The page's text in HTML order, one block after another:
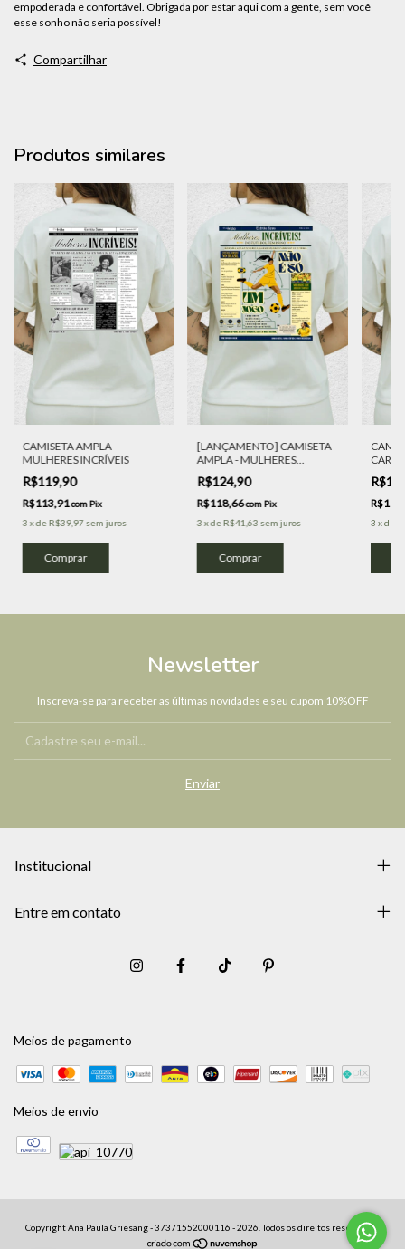
empoderada e confortável. Obrigada por estar aqui com a gente, sem você
esse sonho não seria possível!
Compartilhar
Produtos similares
CAMISETA AMPLA -
MULHERES INCRÍVEIS
R$119,90
R$113,91comPix
3 xdeR$39,97sem juros
Comprar
[LANÇAMENTO] CAMISETA
AMPLA - MULHERES
INCRÍVEIS: FUTEBOL
FEMININO
R$124,90
R$118,66com Pix
3 xdeR$41,63 sem juros
Comprar
3 xde
Newsletter
Inscreva-se para receber as últimas novidades e seu cupom 10%OFF
Institucional
Entre em contato
Meios de pagamento
Meios de envio
Copyright Ana Paula Griesang - 37371552000116 - 2026. Todos os direitos reservados.